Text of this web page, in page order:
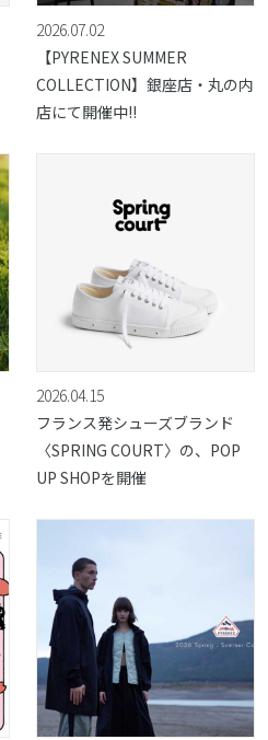
2026.07.02
【PYRENEX SUMMER
COLLECTION】銀座店・丸の内
店にて開催中!!
2026.04.15
フランス発シューズブランド
〈SPRING COURT〉の、POP
UP SHOPを開催